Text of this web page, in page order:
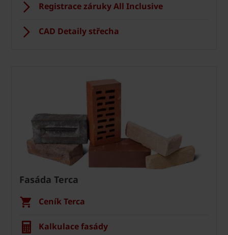
Registrace záruky All Inclusive
CAD Detaily střecha
Fasáda Terca
Ceník Terca
Kalkulace fasády